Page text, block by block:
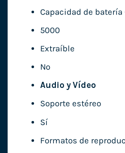
Capacidad de
5000
Extraíble
No
Audio y Vídeo
Soporte estéreo
Sí
Formatos de